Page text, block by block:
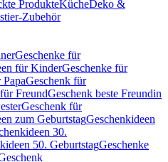
ProdukteKücheDeko &
Zubehör
Geschenke für
für KinderGeschenke für
Geschenk für
FreundGeschenk beste Freundin
Geschenk für
zum GeburtstagGeschenkideen
30.
50. GeburtstagGeschenke